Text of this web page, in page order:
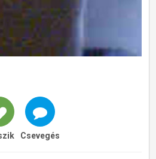
Csevegés